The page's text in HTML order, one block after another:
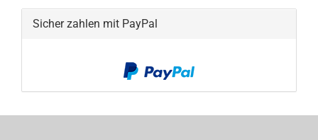
Sicher zahlen mit PayPal